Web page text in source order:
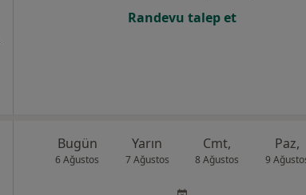
Randevu talep et
Bugün
6 Ağustos
Yarın
7 Ağustos
Cmt,
8 Ağustos
Paz,
9